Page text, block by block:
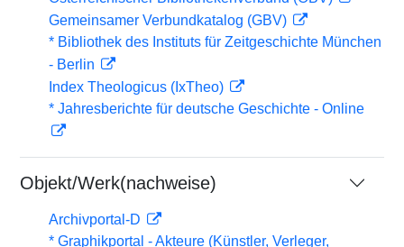
Gemeinsamer Verbundkatalog (GBV)
* Bibliothek des Instituts für Zeitgeschichte München
- Berlin
Index Theologicus (IxTheo)
* Jahresberichte für deutsche Geschichte - Online
Objekt/Werk(nachweise)
Archivportal-D
* Graphikportal - Akteure (Künstler, Verleger,